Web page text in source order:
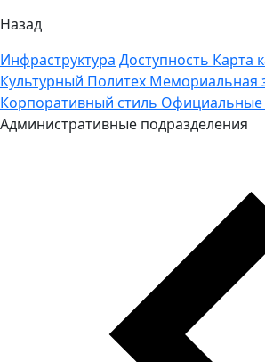
Назад
Инфраструктура Доступность Карта
Культурный Политех Мемориальная
Корпоративный стиль Официальные
Административные подразделения